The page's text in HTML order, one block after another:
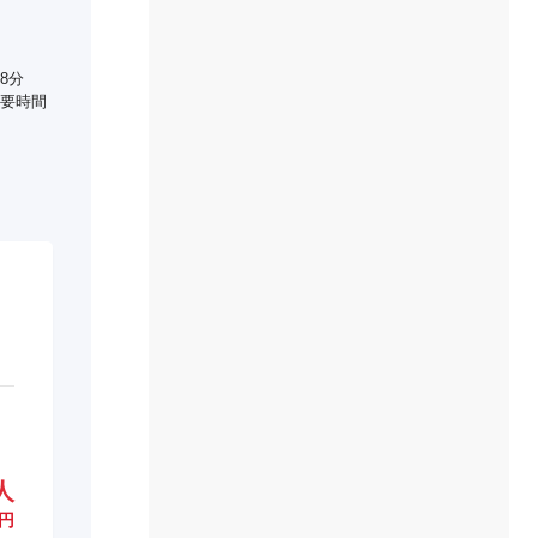
分
時間